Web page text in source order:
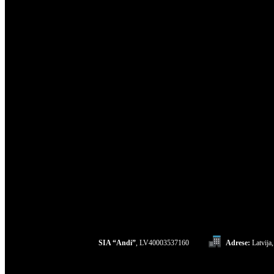
SIA “Andi”, LV40003537160 Adrese: